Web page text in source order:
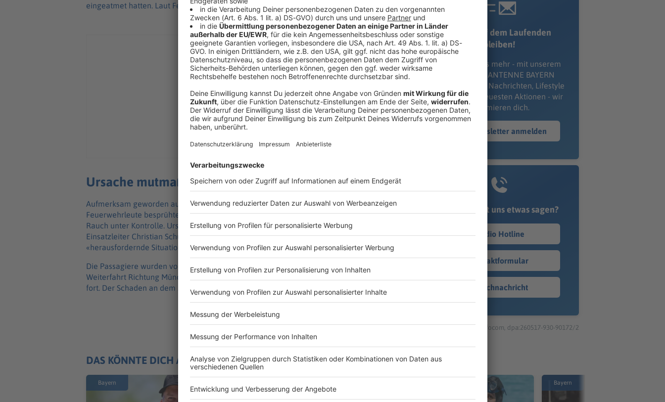
eingeatmet hatten. Laut Feuerwehr musste niemand ins Krankenhaus gebracht werden.
Ursache mutmaßlich ein technischer Defekt
Aufmerksam geworden auf die überhitzte Bremse war demnach das Zugpersonal. Die
Feuerwehrleute besprühten die überhitzte Bremse mit Feuerlöschern und brachten so den
Rauch unter Kontrolle. Ursache war mutmaßlich ein technischer Defekt. Feuerwehr-
Einsatzleiter Christian Schulz nannte die Evakuierung der vielen Fahrgäste eine
«herausfordernde Situation».
Die Passagiere wurden vorübergehend in einer Turnhalle untergebracht und setzten ihre
Weiterfahrt Richtung München und Stuttgart dann im Laufe des Morgens mit anderen Zügen
fort. Der Schaden an dem Zug ist nach erster Einschätzung gering.
Immer auf dem Laufenden
bleiben!
Verpass' nichts mehr - mit unserem
kostenlosen ANTENNE BAYERN
Newsletter. Ob Nachrichten, Lifestyle
oder unsere neuesten Aktionen - wir
informieren dich.
Zum Newsletter anmelden
Du möchtest uns etwas sagen?
Studio Hotline
Kontaktformular
Sprachnachricht
© dpa-infocom, dpa:260517-930-90172/2
DAS KÖNNTE DICH AUCH INTERESSIEREN
Bayern Bayern